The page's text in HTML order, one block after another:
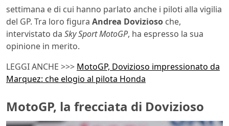
settimana e di cui hanno parlato anche i piloti alla vigilia
del GP. Tra loro figura Andrea Dovizioso che,
intervistato da Sky Sport MotoGP, ha espresso la sua
opinione in merito.
LEGGI ANCHE >>> MotoGP, Dovizioso impressionato da
Marquez: che elogio al pilota Honda
MotoGP, la frecciata di Dovizioso